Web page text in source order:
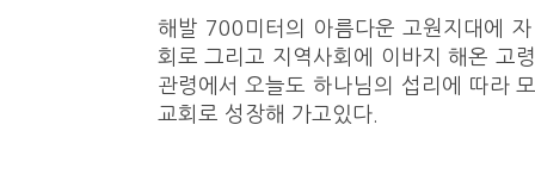
해발 700미터의 아름다운 고원지대에
회로 그리고 지역사회에 이바지 해온 고
관령에서 오늘도 하나님의 섭리에 따라
교회로 성장해 가고있다.